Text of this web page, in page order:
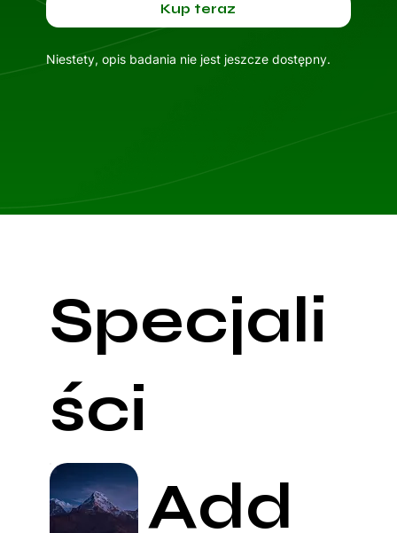
Kup teraz
Niestety, opis badania nie jest jeszcze dostępny.
Specjali
ści
Add